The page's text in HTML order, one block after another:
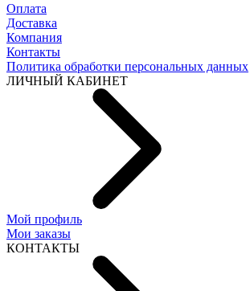
Оплата
Доставка
Компания
Контакты
Политика обработки персональных данных
ЛИЧНЫЙ КАБИНЕТ
Мой профиль
Мои заказы
КОНТАКТЫ